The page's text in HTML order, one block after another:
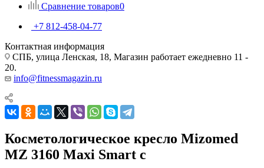
Сравнение товаров0
+7 812-458-04-77
Контактная информация
СПБ, улица Ленская, 18, Магазин работает ежедневно 11 -
20.
info@fitnessmagazin.ru
Косметологическое кресло Mizomed
MZ 3160 Maxi Smart с